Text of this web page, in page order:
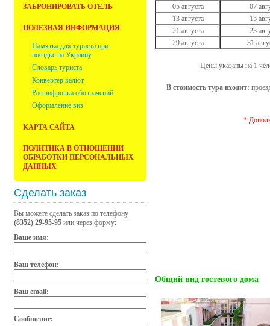
ЗАБРОНИРОВАТЬ ОТЕЛЬ
ПОЛЕЗНАЯ ИНФОРМАЦИЯ
Памятка для туриста при
поездке на Украину
Словарь туриста
Конвертер валют
Расшифровка обозначений
Оформление виз
КАРТА САЙТА
ПОЛИТИКА В ОТНОШЕНИИ
ОБРАБОТКИ ПЕРСОНАЛЬНЫХ
ДАННЫХ
Сделать заказ
Вы можете сделать заказ по телефону
(8352) 29-95-95 или через форму:
Ваше имя:
Ваш телефон:
Ваш email:
Сообщение:
05 августа
07
13 августа
15
21 августа
23
29 августа
31
Цены указаны на 1
В стоимость тура входит:
*
Общий вид гостевого дома